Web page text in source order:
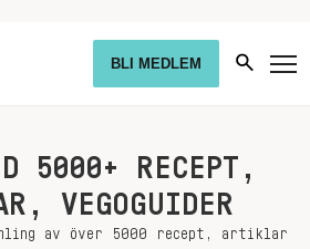
BLI MEDLEM
5000+ RECEPT,
VEGOGUIDER
av över 5000 recept, artiklar